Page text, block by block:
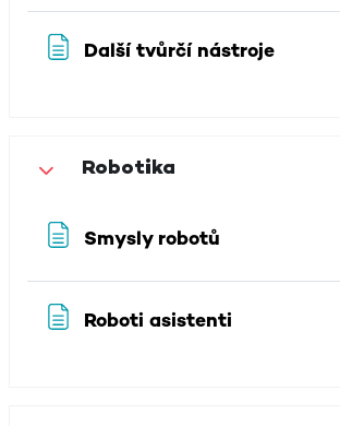
Další tvůrčí nástrojeStránka
Sbalit Robotika
Smysly robotů
Roboti asistenti